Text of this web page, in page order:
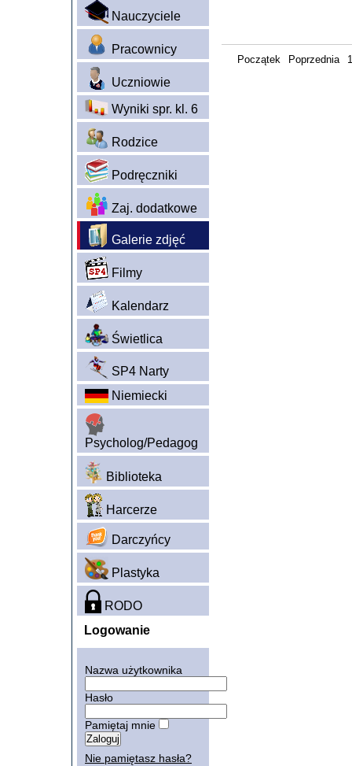
Nauczyciele
Pracownicy
Uczniowie
Wyniki spr. kl. 6
Rodzice
Podręczniki
Zaj. dodatkowe
Galerie zdjęć
Filmy
Kalendarz
Świetlica
SP4 Narty
Niemiecki
Psycholog/Pedagog
Biblioteka
Harcerze
Darczyńcy
Plastyka
RODO
Logowanie
Nazwa użytkownika
Hasło
Pamiętaj mnie
Nie pamiętasz hasła?
Początek Poprzednia